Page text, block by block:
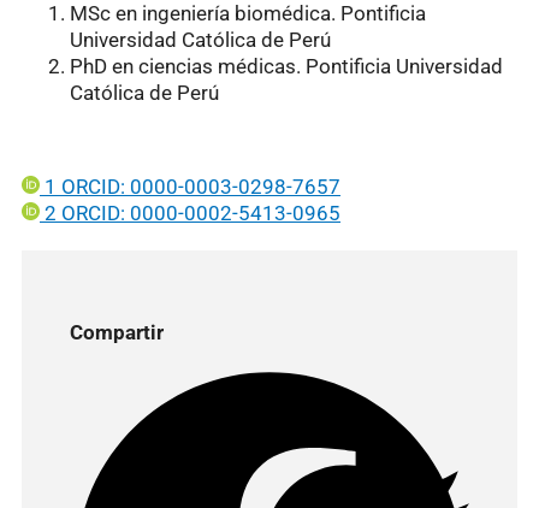
MSc en ingeniería biomédica. Pontificia
Universidad Católica de Perú
PhD en ciencias médicas. Pontificia Universidad
Católica de Perú
1 ORCID: 0000-0003-0298-7657
2 ORCID: 0000-0002-5413-0965
Compartir